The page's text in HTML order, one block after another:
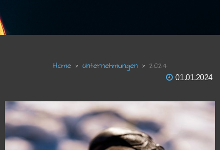
Unternehmungen 2024
01.01.2024